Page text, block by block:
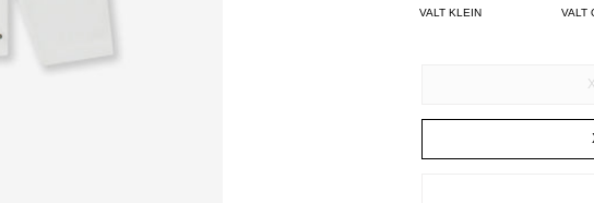
VALT KLEIN VALT